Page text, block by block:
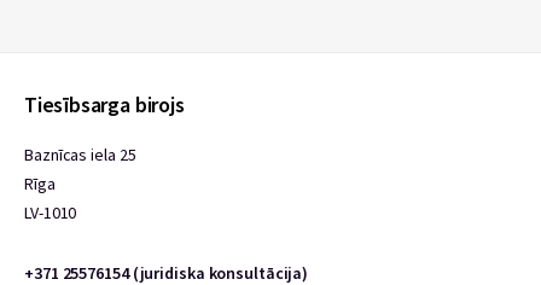
Tiesībsarga birojs
Baznīcas iela 25
Rīga
LV-1010
+371 25576154 (juridiska konsultācija)